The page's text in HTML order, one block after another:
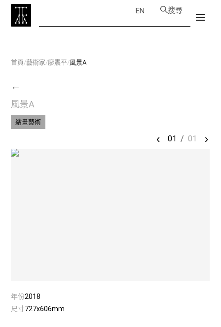
EN 搜尋
首頁/藝術家/廖震平/風景A
←
風景A
繪畫藝術
‹ 01 / 01 ›
年份2018
尺寸727x606mm